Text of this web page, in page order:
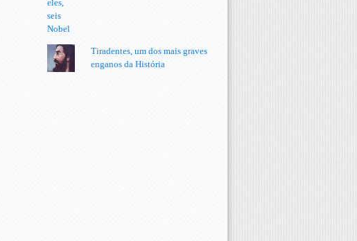
Tiradentes, um dos mais graves
enganos da História